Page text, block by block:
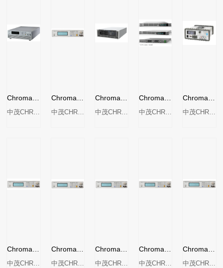
Chroma 62000H系列可程控直流电源
中茂CHROMA
Chroma 62000P系列可程控直流电源
中茂CHROMA
Chroma 62000D系列可程控双向直流电源供应器
中茂CHROMA
Chroma 62000E系列可程控直流电源供应器
中茂CHROMA
Chroma 62000L系列可程控​直流电源
中茂CHROMA
Chroma 62012P-40-120可程控直流电源
中茂CHROMA
Chroma 62012P-100-50可程控直流电源
中茂CHROMA
Chroma 62012P-600-8可程控直流电源
中茂CHROMA
Chroma 62024P-40-120可程控直流电源
中茂CHROMA
Chroma 62012P-80-60可程控直流电源
中茂CHROMA